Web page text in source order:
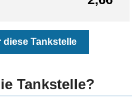
diese Tankstelle
Tankstelle?